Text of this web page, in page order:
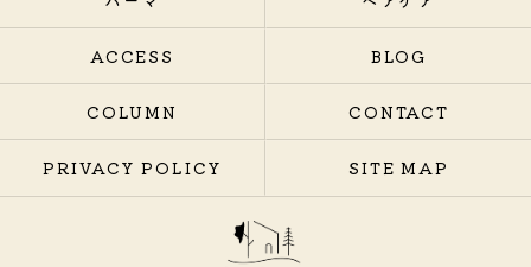
ACCESS BLOG
COLUMN CONTACT
PRIVACY POLICY SITE MAP